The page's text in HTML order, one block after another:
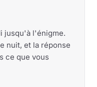
jusqu'à l'énigme.
nuit, et la réponse
ce que vous